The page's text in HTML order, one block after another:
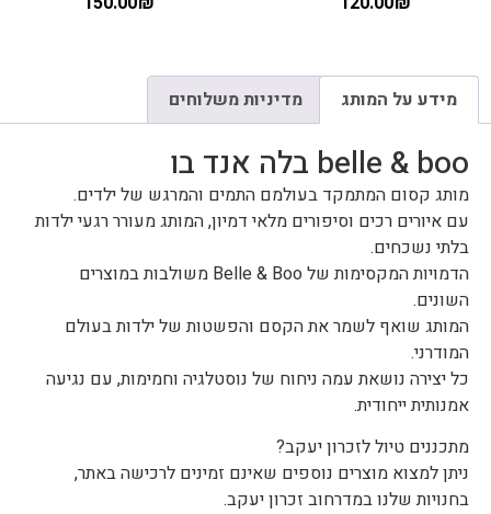
מידע על המותג מדיניות משלוחים
belle & boo בלה אנד בו
מותג קסום המתמקד בעולמם התמים והמרגש של ילדים.
עם איורים רכים וסיפורים מלאי דמיון, המותג מעורר רגעי ילדות
בלתי נשכחים.
הדמויות המקסימות של Belle & Boo משולבות במוצרים
השונים.
המותג שואף לשמר את הקסם והפשטות של ילדות בעולם
המודרני.
כל יצירה נושאת עמה ניחוח של נוסטלגיה וחמימות, עם נגיעה
אמנותית ייחודית.
מתכננים טיול לזכרון יעקב?
ניתן למצוא מוצרים נוספים שאינם זמינים לרכישה באתר,
בחנויות שלנו במדרחוב זכרון יעקב.